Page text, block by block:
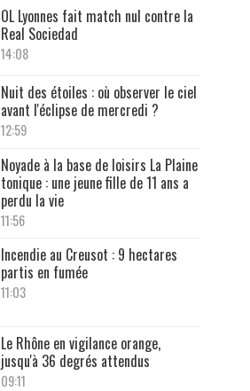
OL Lyonnes fait match nul contre la
Real Sociedad
14:08
Nuit des étoiles : où observer le ciel
avant l'éclipse de mercredi ?
12:59
Noyade à la base de loisirs La Plaine
tonique : une jeune fille de 11 ans a
perdu la vie
11:56
Incendie au Creusot : 9 hectares
partis en fumée
11:03
Le Rhône en vigilance orange,
jusqu'à 36 degrés attendus
09:11